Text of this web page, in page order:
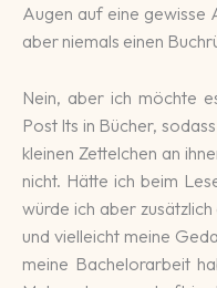
Augen auf eine gewisse
aber niemals einen
Nein, aber ich möchte
Post Its in Bücher,
kleinen Zettelchen an
nicht. Hätte ich beim
würde ich aber
und vielleicht meine
meine Bachelorarbeit